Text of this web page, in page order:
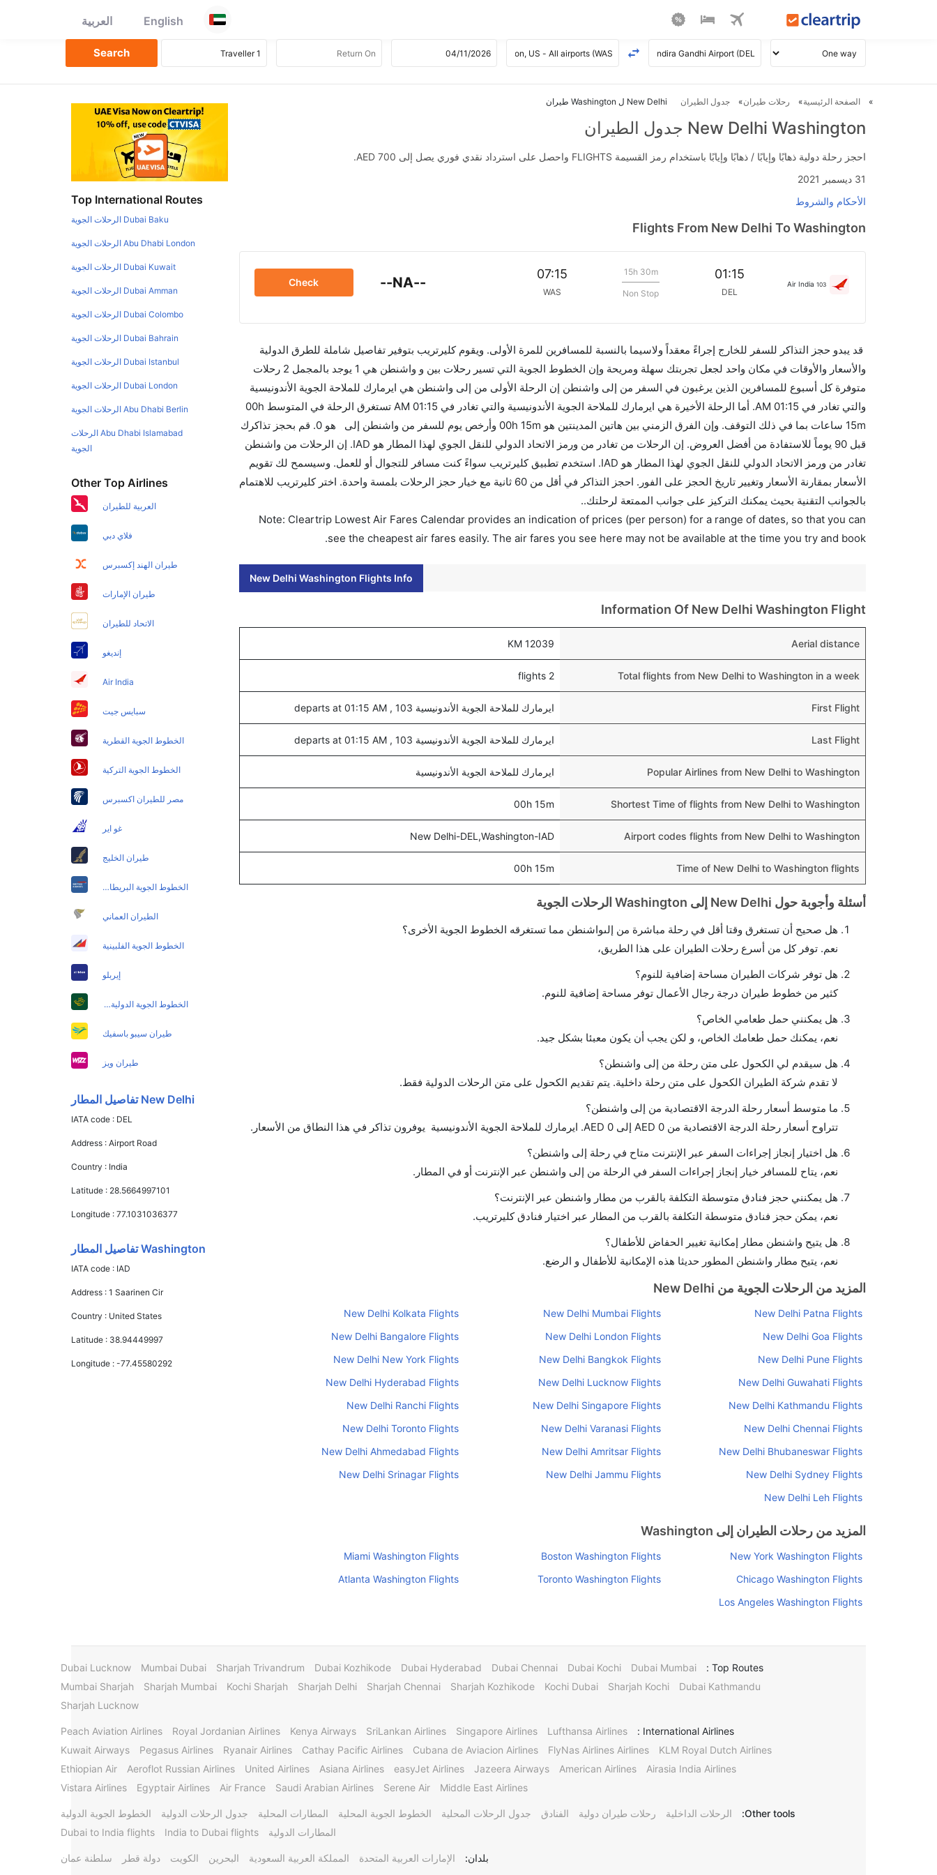
English العربية
الصفحة الرئيسية رحلات طيران جدول الطيران New Delhi ل Washington طيران
New Delhi Washington جدول الطيران
احجز رحلة دولية ذهابًا وإيابًا / ذهابًا وإيابًا باستخدام رمز القسيمة FLIGHTS واحصل على استرداد نقدي فوري يصل إلى AED 700.
31 ديسمبر 2021
الأحكام والشروط
Flights From New Delhi To Washington
Air India 103
01:15
DEL
15h 30m
Non Stop
07:15
WAS
--NA--
Check
قد يبدو حجز التذاكر للسفر للخارج إجراءً معقداً ولاسيما بالنسبة للمسافرين للمرة الأولى. ويقوم كليرتريب بتوفير تفاصيل شاملة للطرق الدولية
والأسعار والأوقات في مكان واحد لجعل تجربتك سهلة ومريحة وإن الخطوط الجوية التي تسير رحلات بين و واشنطن هي 1 يوجد بالمجمل 2 رحلات
متوفرة كل أسبوع للمسافرين الذين يرغبون في السفر من إلى واشنطن إن الرحلة الأولى من إلى واشنطن هي ايرمارك للملاحة الجوية الأندونيسية
والتي تغادر في 01:15 AM. أما الرحلة الأخيرة هي ايرمارك للملاحة الجوية الأندونيسية والتي تغادر في 01:15 AM تستغرق الرحلة في المتوسط 00h
15m ساعات بما في ذلك التوقف. وإن الفرق الزمني بين هاتين المدينتين هو 00h 15m وأرخص يوم للسفر من واشنطن إلى هو 0. قم بحجز تذاكرك
قبل 90 يوماً للاستفادة من أفضل العروض. إن الرحلات من تغادر من ورمز الاتحاد الدولي للنقل الجوي لهذا المطار هو IAD. إن الرحلات من واشنطن
تغادر من ورمز الاتحاد الدولي للنقل الجوي لهذا المطار هو IAD. استخدم تطبيق كليرتريب سواءً كنت مسافر للتجوال أو للعمل. وسيسمح لك تقويم
الأسعار بمقارنة الأسعار وتغيير تاريخ الحجز على الفور. احجز التذاكر في أقل من 60 ثانية مع خيار حجز الرحلات بلمسة واحدة. اختر كليرتريب للاهتمام
بالجوانب التقنية بحيث يمكنك التركيز على جوانب الممتعة لرحلتك..
Note: Cleartrip Lowest Air Fares Calendar provides an indication of prices (per person) for a range of dates, so that you can
see the cheapest air fares easily. The air fares you see here may not be available at the time you try and book.
New Delhi Washington Flights Info
Information Of New Delhi Washington Flight
Aerial distance
12039 KM
Total flights from New Delhi to Washington in a week
2 flights
First Flight ايرمارك للملاحة الجوية الأندونيسية 103 , departs at 01:15 AM
Last Flight ايرمارك للملاحة الجوية الأندونيسية 103 , departs at 01:15 AM
Popular Airlines from New Delhi to Washington ايرمارك للملاحة الجوية الأندونيسية
Shortest Time of flights from New Delhi to Washington
00h 15m
Airport codes flights from New Delhi to Washington
New Delhi-DEL,Washington-IAD
Time of New Delhi to Washington flights
00h 15m
أسئلة وأجوبة حول New Delhi إلى Washington الرحلات الجوية
هل صحيح أن تستغرق وقتا أقل في رحلة مباشرة من إلىواشنطن مما تستغرقه الخطوط الجوية الأخرى؟
نعم. توفر كل من أسرع رحلات الطيران على هذا الطريق،
هل توفر شركات الطيران مساحة إضافية للنوم؟
كثير من خطوط طيران درجة رجال الأعمال توفر مساحة إضافية للنوم.
هل يمكنني حمل طعامي الخاص؟
نعم، يمكنك حمل طعامك الخاص، و لكن يجب أن يكون معبئا بشكل جيد.
هل سيقدم لي الكحول على متن رحلة من إلى واشنطن؟
لا تقدم شركة الطيران الكحول على متن رحلة داخلية. يتم تقديم الكحول على متن الرحلات الدولية فقط.
ما متوسط أسعار رحلة الدرجة الاقتصادية من إلى واشنطن؟
تتراوح أسعار رحلة الدرجة الاقتصادية من AED 0 إلى AED 0. ايرمارك للملاحة الجوية الأندونيسية يوفرون تذاكر في هذا النطاق من الأسعار.
هل اختيار إنجاز إجراءات السفر عبر الإنترنت متاح في رحلة إلى واشنطن؟
نعم، يتاح للمسافر خيار إنجاز إجراءات السفر في الرحلة من إلى واشنطن عبر الإنترنت أو في المطار.
هل يمكنني حجز فنادق متوسطة التكلفة بالقرب من مطار واشنطن عبر الإنترنت؟
نعم، يمكن حجز فنادق متوسطة التكلفة بالقرب من المطار عبر اختيار فنادق كليرتريب.
هل يتيح واشنطن مطار إمكانية تغيير الحفاض للأطفال؟
نعم، يتيح مطار واشنطن المطور حديثا هذه الإمكانية للأطفال و الرضع.
المزيد من الرحلات الجوية من New Delhi
New Delhi Patna Flights
New Delhi Mumbai Flights
New Delhi Kolkata Flights
New Delhi Goa Flights
New Delhi London Flights
New Delhi Bangalore Flights
New Delhi Pune Flights
New Delhi Bangkok Flights
New Delhi New York Flights
New Delhi Guwahati Flights
New Delhi Lucknow Flights
New Delhi Hyderabad Flights
New Delhi Kathmandu Flights
New Delhi Singapore Flights
New Delhi Ranchi Flights
New Delhi Chennai Flights
New Delhi Varanasi Flights
New Delhi Toronto Flights
New Delhi Bhubaneswar Flights
New Delhi Amritsar Flights
New Delhi Ahmedabad Flights
New Delhi Sydney Flights
New Delhi Jammu Flights
New Delhi Srinagar Flights
New Delhi Leh Flights
المزيد من رحلات الطيران إلى Washington
New York Washington Flights
Boston Washington Flights
Miami Washington Flights
Chicago Washington Flights
Toronto Washington Flights
Atlanta Washington Flights
Los Angeles Washington Flights
Top International Routes
Dubai Baku الرحلات الجوية
Abu Dhabi London الرحلات الجوية
Dubai Kuwait الرحلات الجوية
Dubai Amman الرحلات الجوية
Dubai Colombo الرحلات الجوية
Dubai Bahrain الرحلات الجوية
Dubai Istanbul الرحلات الجوية
Dubai London الرحلات الجوية
Abu Dhabi Berlin الرحلات الجوية
Abu Dhabi Islamabad الرحلات
الجوية
Other Top Airlines
العربية للطيران
فلاي دبي
طيران الهند إكسبرس
طيران الإمارات
الاتحاد للطيران
إنديغو
Air India
سبايس جيت
الخطوط الجوية القطرية
الخطوط الجوية التركية
مصر للطيران اكسبرس
غو اير
طيران الخليج
الخطوط الجوية البريطانية
الطيران العماني
الخطوط الجوية الفلبينية
إيربلو
الخطوط الجوية الدولية الباكستانية
طيران سيبو باسفيك
طيران ويز
New Delhi تفاصيل المطار
IATA code : DEL
Address :Airport Road
Country : India
Latitude : 28.5664997101
Longitude :77.1031036377
Washington تفاصيل المطار
IATA code : IAD
Address :1 Saarinen Cir
Country : United States
Latitude : 38.94449997
Longitude :-77.45580292
Top Routes :
Dubai Mumbai
Dubai Kochi
Dubai Chennai
Dubai Hyderabad
Dubai Kozhikode
Sharjah Trivandrum
Mumbai Dubai
Dubai Lucknow
Dubai Kathmandu
Sharjah Kochi
Kochi Dubai
Sharjah Kozhikode
Sharjah Chennai
Sharjah Delhi
Kochi Sharjah
Sharjah Mumbai
Mumbai Sharjah
Sharjah Lucknow
International Airlines :
Lufthansa Airlines
Singapore Airlines
SriLankan Airlines
Kenya Airways
Royal Jordanian Airlines
Peach Aviation Airlines
KLM Royal Dutch Airlines
FlyNas Airlines Airlines
Cubana de Aviacion Airlines
Cathay Pacific Airlines
Ryanair Airlines
Pegasus Airlines
Kuwait Airways
Airasia India Airlines
American Airlines
Jazeera Airways
easyJet Airlines
Asiana Airlines
United Airlines
Aeroflot Russian Airlines
Ethiopian Air
Middle East Airlines
Serene Air
Saudi Arabian Airlines
Air France
Egyptair Airlines
Vistara Airlines
Other tools: الرحلات الداخلية رحلات طيران دولية الفنادق جدول الرحلات المحلية الخطوط الجوية المحلية المطارات المحلية جدول الرحلات الدولية
الخطوط الجوية الدولية
المطارات الدولية
India to Dubai flights
Dubai to India flights
بلدان: الإمارات العربية المتحدة المملكة العربية السعودية البحرين الكويت دولة قطر سلطنة عمان